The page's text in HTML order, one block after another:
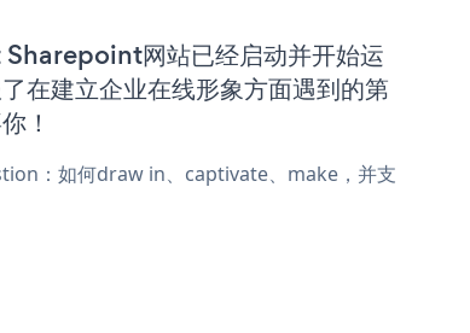
网站已经启动并开始运
在建立企业在线形象方面遇到的第
！
：如何draw in、captivate、make，并支